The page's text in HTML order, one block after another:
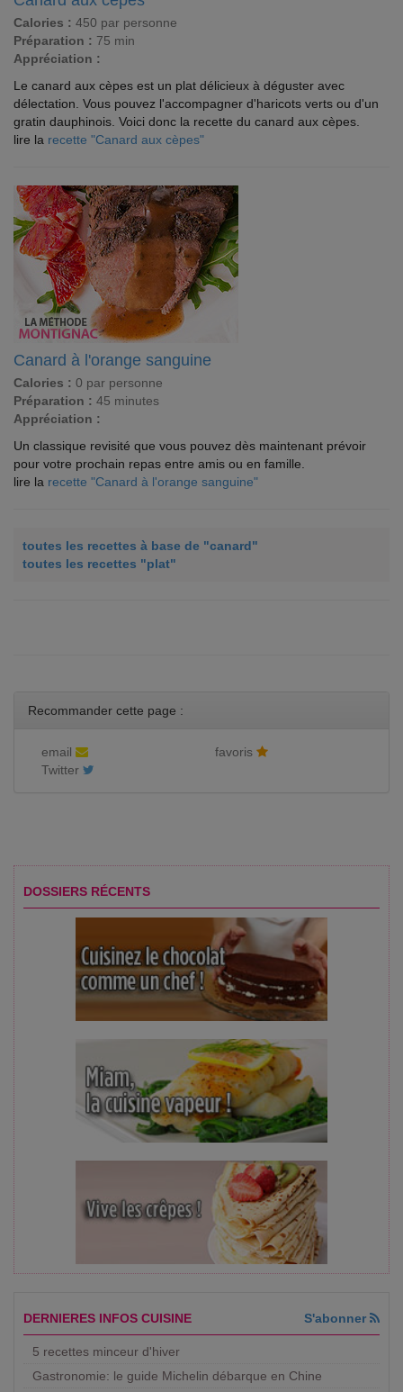
Calories : 450 par personne
Préparation : 75 min
Appréciation :
Le canard aux cèpes est un plat délicieux à déguster avec
délectation. Vous pouvez l'accompagner d'haricots verts ou d'un
gratin dauphinois. Voici donc la recette du canard aux cèpes.
lire la recette "Canard aux cèpes"
Canard à l'orange sanguine
Calories : 0 par personne
Préparation : 45 minutes
Appréciation :
Un classique revisité que vous pouvez dès maintenant prévoir
pour votre prochain repas entre amis ou en famille.
lire la recette "Canard à l'orange sanguine"
toutes les recettes à base de "canard"
toutes les recettes "plat"
Recommander cette page :
email
favoris
Twitter
DOSSIERS RÉCENTS
DERNIERES INFOS CUISINE S'abonner
5 recettes minceur d'hiver
Gastronomie: le guide Michelin débarque en Chine